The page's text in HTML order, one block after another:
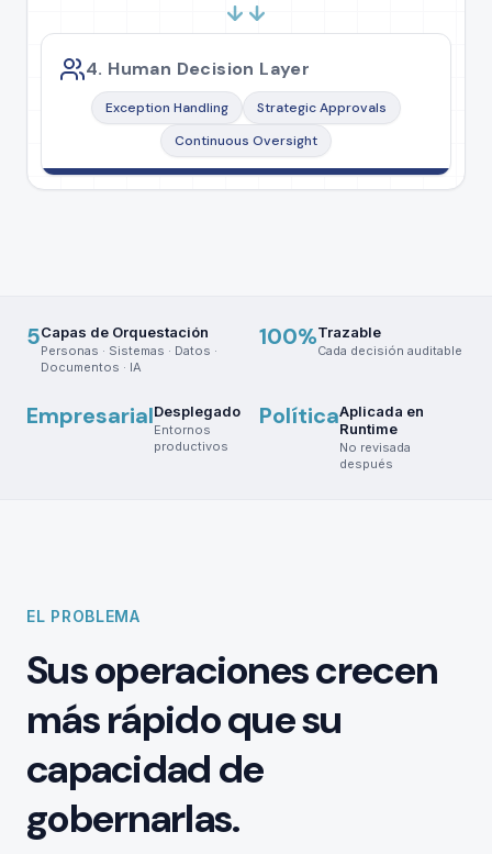
4. Human Decision Layer
Exception Handling
Strategic Approvals
Continuous Oversight
5Capas de Orquestación
Personas · Sistemas · Datos ·
Documentos · IA
100%Trazable
Cada decisión auditable
EmpresarialDesplegado
Entornos
productivos
PolíticaAplicada en
Runtime
No revisada
después
EL PROBLEMA
Sus operaciones crecen
más rápido que su
capacidad de
gobernarlas.